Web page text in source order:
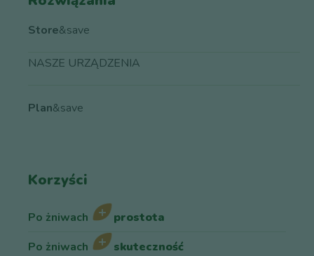
Store&save
NASZE URZĄDZENIA
Plan&save
Korzyści
Po żniwach
prostota
Po żniwach
skuteczność